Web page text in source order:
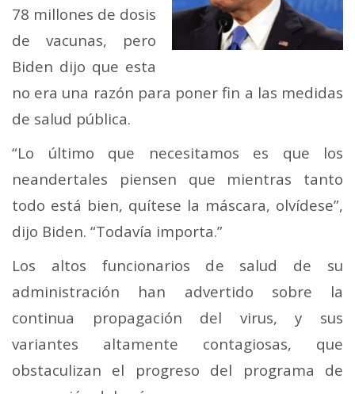
78 millones de dosis
de vacunas, pero
Biden dijo que esta
no era una razón para poner fin a las medidas
de salud pública.
“Lo último que necesitamos es que los
neandertales piensen que mientras tanto
todo está bien, quítese la máscara, olvídese”,
dijo Biden. “Todavía importa.”
Los altos funcionarios de salud de su
administración han advertido sobre la
continua propagación del virus, y sus
variantes altamente contagiosas, que
obstaculizan el progreso del programa de